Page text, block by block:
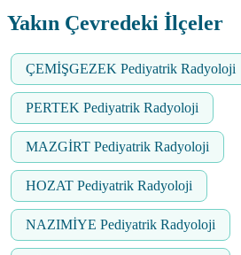
Yakın Çevredeki İlçeler
ÇEMİŞGEZEK Pediyatrik Radyoloji
PERTEK Pediyatrik Radyoloji
MAZGİRT Pediyatrik Radyoloji
HOZAT Pediyatrik Radyoloji
NAZIMİYE Pediyatrik Radyoloji